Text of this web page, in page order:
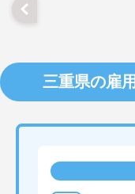
三重県の雇